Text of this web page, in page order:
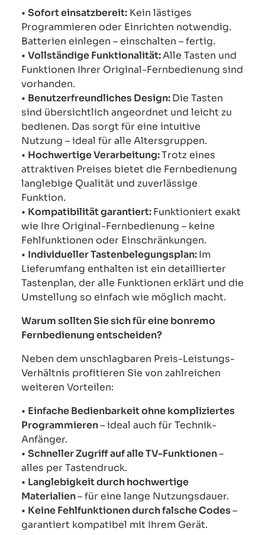
• Sofort einsatzbereit: Kein lästiges
Programmieren oder Einrichten notwendig.
Batterien einlegen – einschalten – fertig.
• Vollständige Funktionalität:Alle Tasten und
Funktionen Ihrer Original-Fernbedienung sind
vorhanden.
• Benutzerfreundliches Design:Die Tasten
sind übersichtlich angeordnet und leicht zu
bedienen. Das sorgt für eine intuitive
Nutzung – ideal für alle Altersgruppen.
• Hochwertige Verarbeitung:Trotz eines
attraktiven Preises bietet die Fernbedienung
langlebige Qualität und zuverlässige
Funktion.
• Kompatibilität garantiert:Funktioniert exakt
wie Ihre Original-Fernbedienung – keine
Fehlfunktionen oder Einschränkungen.
• Individueller Tastenbelegungsplan:Im
Lieferumfang enthalten ist ein detaillierter
Tastenplan, der alle Funktionen erklärt und die
Umstellung so einfach wie möglich macht.
Warum sollten Sie sich für eine bonremo
Fernbedienung entscheiden?
Neben dem unschlagbaren Preis-Leistungs-
Verhältnis profitieren Sie von zahlreichen
weiteren Vorteilen:
• Einfache Bedienbarkeit ohne kompliziertes
Programmieren– ideal auch für Technik-
Anfänger.
• Schneller Zugriff auf alle TV-Funktionen–
alles per Tastendruck.
• Langlebigkeit durch hochwertige
Materialien– für eine lange Nutzungsdauer.
• Keine Fehlfunktionen durch falsche Codes–
garantiert kompatibel mit Ihrem Gerät.